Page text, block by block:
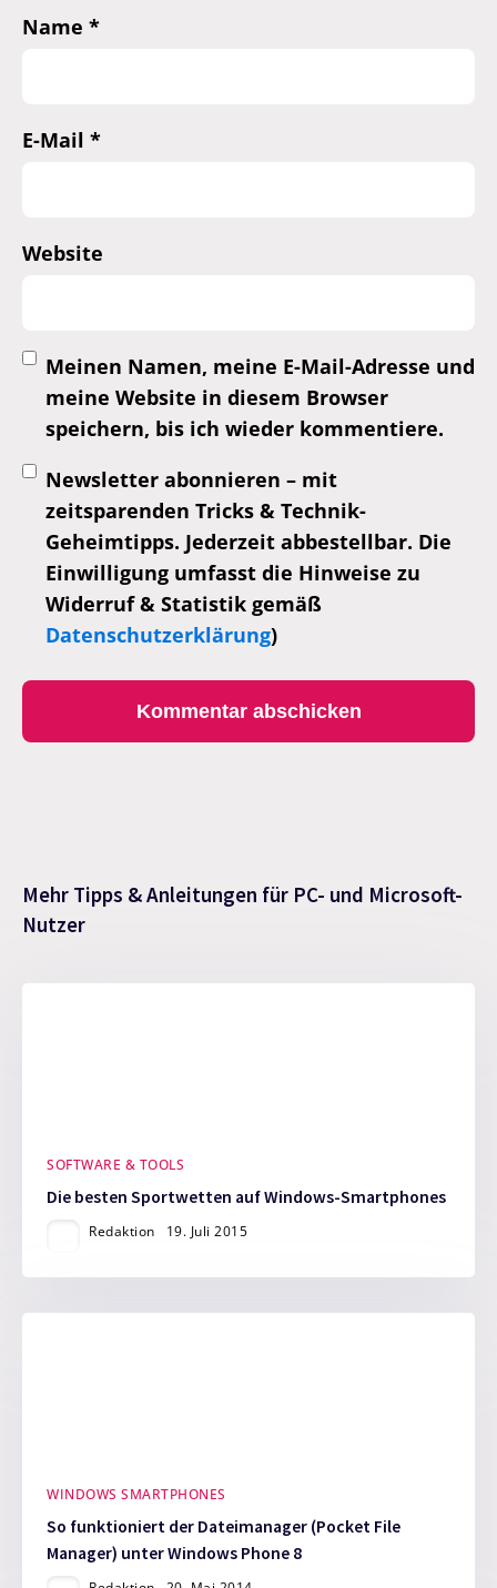
Name *
E-Mail *
Website
Meinen Namen, meine E-Mail-Adresse und
meine Website in diesem Browser
speichern, bis ich wieder kommentiere.
Newsletter abonnieren – mit
zeitsparenden Tricks & Technik-
Geheimtipps. Jederzeit abbestellbar. Die
Einwilligung umfasst die Hinweise zu
Widerruf & Statistik gemäß
Datenschutzerklärung)
Mehr Tipps & Anleitungen für PC- und Microsoft-
Nutzer
SOFTWARE & TOOLS
Die besten Sportwetten auf Windows-Smartphones
Redaktion 19. Juli 2015
WINDOWS SMARTPHONES
So funktioniert der Dateimanager (Pocket File
Manager) unter Windows Phone 8